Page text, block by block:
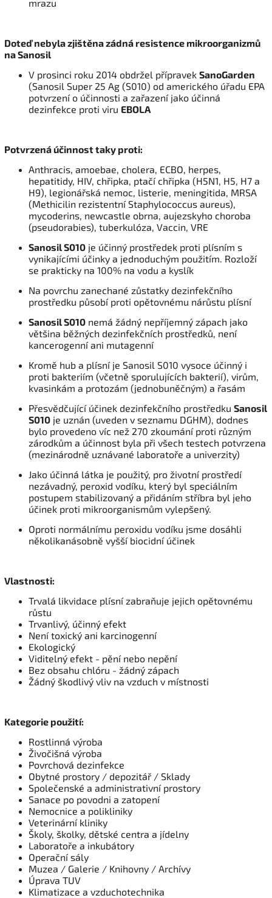
mrazu
Doteď nebyla zjištěna zádná resistence mikroorganizmů
na Sanosil
V prosinci roku 2014 obdržel přípravek SanoGarden
(Sanosil Super 25 Ag (S010) od amerického úřadu EPA
potvrzení o účinnosti a zařazení jako účinná
dezinfekce proti viru EBOLA
Potvrzená účinnost taky proti:
Anthracis, amoebae, cholera, ECBO, herpes,
hepatitidy, HIV, chřipka, ptačí chřipka (H5N1, H5, H7 a
H9), legionářská nemoc, listerie, meningitida, MRSA
(Methicilin rezistentní Staphylococcus aureus),
mycoderins, newcastle obrna, aujezskyho choroba
(pseudorabies), tuberkulóza, Vaccin, VRE
Sanosil S010 je účinný prostředek proti plísním s
vynikajícími účinky a jednoduchým použitím. Rozloží
se prakticky na 100% na vodu a kyslík
Na povrchu zanechané zůstatky dezinfekčního
prostředku působí proti opětovnému nárůstu plísní
Sanosil S010 nemá žádný nepříjemný zápach jako
většina běžných dezinfekčních prostředků, není
kancerogenní ani mutagenní
Kromě hub a plísní je Sanosil S010 vysoce účinný i
proti bakteriím (včetně sporulujících bakterií), virům,
kvasinkám a protozám (jednobuněčným) a řasám
Přesvědčující účinek dezinfekčního prostředku Sanosil
S010 je uznán (uveden v seznamu DGHM), dodnes
bylo provedeno víc než 270 zkoumání proti různým
zárodkům a účinnost byla při všech testech potvrzena
(mezinárodně uznávané laboratoře a univerzity)
Jako účinná látka je použitý, pro životní prostředí
nezávadný, peroxid vodíku, který byl speciálním
postupem stabilizovaný a přidáním stříbra byl jeho
účinek proti mikroorganismům vylepšený.
Oproti normálnímu peroxidu vodíku jsme dosáhli
několikanásobně vyšší biocidní účinek
Vlastnosti:
Trvalá likvidace plísní zabraňuje jejich opětovnému
růstu
Trvanlivý, účinný efekt
Není toxický ani karcinogenní
Ekologický
Viditelný efekt - pění nebo nepění
Bez obsahu chlóru - žádný zápach
Žádný škodlivý vliv na vzduch v místnosti
Kategorie použití:
Rostlinná výroba
Živočišná výroba
Povrchová dezinfekce
Obytné prostory / depozitář / Sklady
Společenské a administrativní prostory
Sanace po povodni a zatopení
Nemocnice a polikliniky
Veterinární kliniky
Školy, školky, dětské centra a jídelny
Laboratoře a inkubátory
Operační sály
Muzea / Galerie / Knihovny / Archívy
Úprava TUV
Klimatizace a vzduchotechnika